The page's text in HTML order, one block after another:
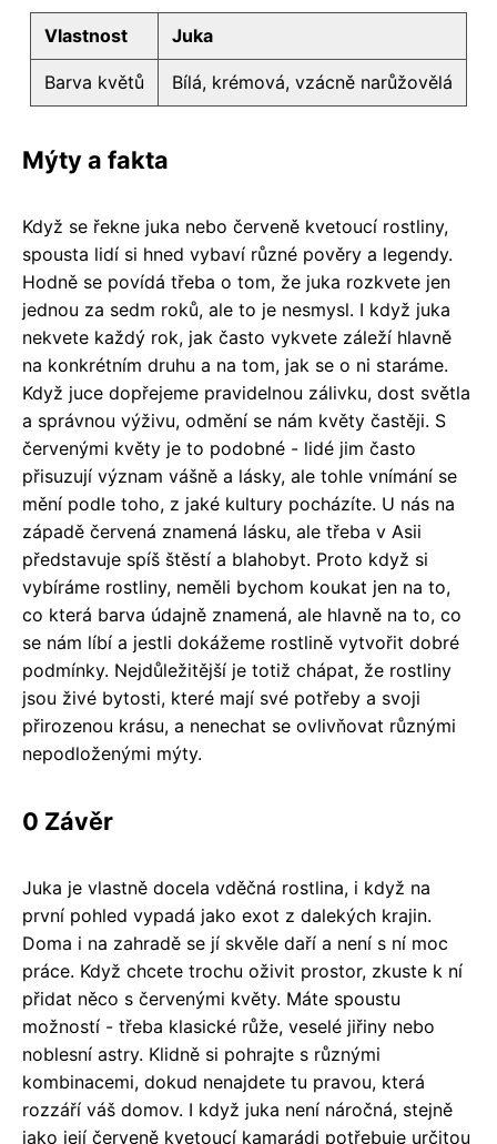
Vlastnost Juka
Barva květů Bílá, krémová, vzácně narůžovělá
Mýty a fakta
Když se řekne juka nebo červeně kvetoucí rostliny,
spousta lidí si hned vybaví různé pověry a legendy.
Hodně se povídá třeba o tom, že juka rozkvete jen
jednou za sedm roků, ale to je nesmysl. I když juka
nekvete každý rok, jak často vykvete záleží hlavně
na konkrétním druhu a na tom, jak se o ni staráme.
Když juce dopřejeme pravidelnou zálivku, dost světla
a správnou výživu, odmění se nám květy častěji. S
červenými květy je to podobné - lidé jim často
přisuzují význam vášně a lásky, ale tohle vnímání se
mění podle toho, z jaké kultury pocházíte. U nás na
západě červená znamená lásku, ale třeba v Asii
představuje spíš štěstí a blahobyt. Proto když si
vybíráme rostliny, neměli bychom koukat jen na to,
co která barva údajně znamená, ale hlavně na to, co
se nám líbí a jestli dokážeme rostlině vytvořit dobré
podmínky. Nejdůležitější je totiž chápat, že rostliny
jsou živé bytosti, které mají své potřeby a svoji
přirozenou krásu, a nenechat se ovlivňovat různými
nepodloženými mýty.
0 Závěr
Juka je vlastně docela vděčná rostlina, i když na
první pohled vypadá jako exot z dalekých krajin.
Doma i na zahradě se jí skvěle daří a není s ní moc
práce. Když chcete trochu oživit prostor, zkuste k ní
přidat něco s červenými květy. Máte spoustu
možností - třeba klasické růže, veselé jiřiny nebo
noblesní astry. Klidně si pohrajte s různými
kombinacemi, dokud nenajdete tu pravou, která
rozzáří váš domov. I když juka není náročná, stejně
jako její červeně kvetoucí kamarádi potřebuje určitou